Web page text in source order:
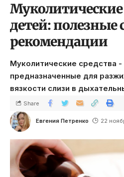
Муколитические
детей: полезные
рекомендации
Муколитические средства -
предназначенные для
вязкости слизи в
Евгения Петренко 22
Share